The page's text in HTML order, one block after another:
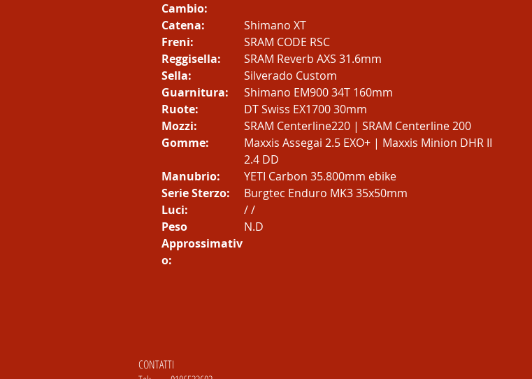
Cambio:
Catena:
Shimano XT
Freni:
SRAM CODE RSC
Reggisella:
SRAM Reverb AXS 31.6mm
Sella:
Silverado Custom
Guarnitura:
Shimano EM900 34T 160mm
Ruote:
DT Swiss EX1700 30mm
Mozzi:
SRAM Centerline220 | SRAM Centerline 200
Gomme:
Maxxis Assegai 2.5 EXO+ | Maxxis Minion DHR II
2.4 DD
Manubrio:
YETI Carbon 35.800mm ebike
Serie Sterzo:
Burgtec Enduro MK3 35x50mm
Luci:
/ /
Peso
Approssimativ
o:
N.D
CONTATTI